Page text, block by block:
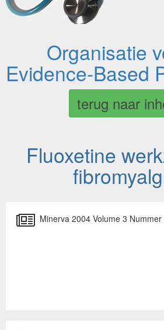
Organisatie
Evidence-Based
terug naar
Fluoxetine
Minerva 2004 Volume 3